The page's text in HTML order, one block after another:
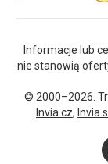
Informacje lub
nie stanowią
© 2000–2026.
Invia.cz,